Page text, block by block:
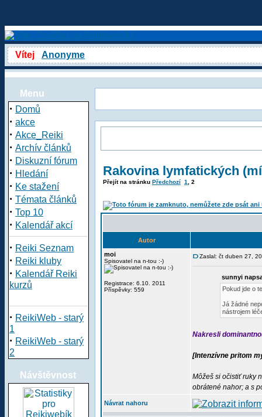
Vítej Anonyme
Menu
· Domů
· akce
· Akce_Reiki
· Archív článků
· Diskuzní fórum
· Hledání
· Ke stažení
· Témata článků
· Top 10
· Kalendář akcí
· Reiki Seznam
· Reiki kluby
· Kalendář Reiki
kurzů
· ReikiWeb - starý
1
· ReikiWeb - starý
2
Návštěvnost
Rakovina lymfatických
Přejít na stránku Předchozí 1 2
Autor
moi
Spisovatel na n-tou :-)
Registrace: 6.10. 2011
Příspěvky: 559
Zaslal: čt duben 27,
sunnyi
Pokud jde o
Já žádné
nástrojem
Nakresli
[Intenzívne pritom
Môžeš si očistiť ruky
obrátené nahor; a s
Návrat nahoru